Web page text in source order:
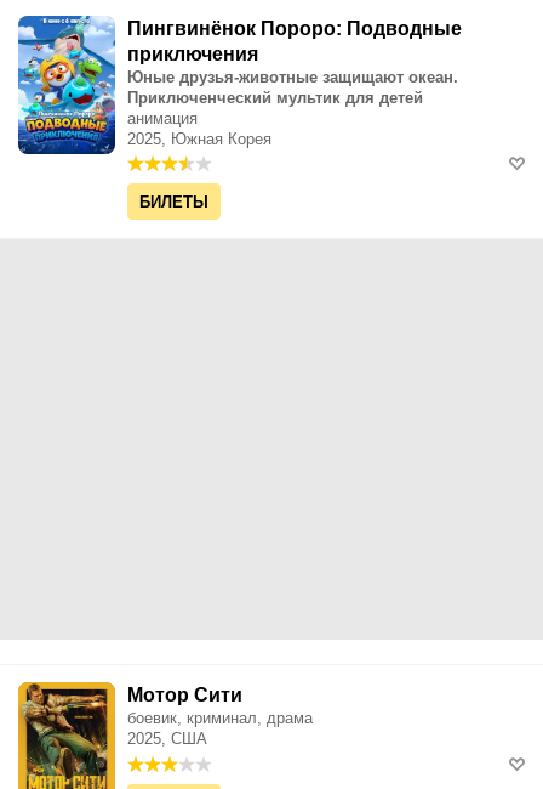
Пингвинёнок Пороро: Подводные
приключения
Юные друзья-животные защищают океан.
Приключенческий мультик для детей
анимация
2025, Южная Корея
БИЛЕТЫ
Мотор Сити
боевик, криминал, драма
2025, США